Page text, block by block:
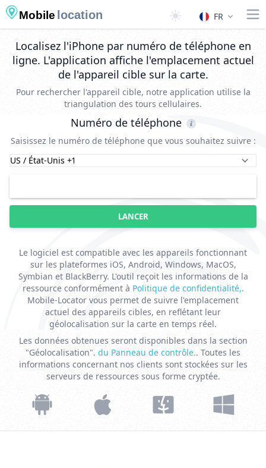
Mobile location FR
Localisez l'iPhone par numéro de téléphone en
ligne. L'application affiche l'emplacement actuel
de l'appareil cible sur la carte.
Pour rechercher l'appareil cible, notre application utilise la
triangulation des tours cellulaires.
Numéro de téléphone
Saisissez le numéro de téléphone que vous souhaitez suivre :
LANCER
Le logiciel est compatible avec les appareils fonctionnant
sur les plateformes iOS, Android, Windows, MacOS,
Symbian et BlackBerry. L'outil reçoit les informations de la
ressource conformément à Politique de confidentialité,.
Mobile-Locator vous permet de suivre l'emplacement
actuel des appareils cibles, en reflétant leur
géolocalisation sur la carte en temps réel.
Les données obtenues seront disponibles dans la section
"Géolocalisation". du Panneau de contrôle.. Toutes les
informations concernant nos clients sont stockées sur les
serveurs de ressources sous forme cryptée.